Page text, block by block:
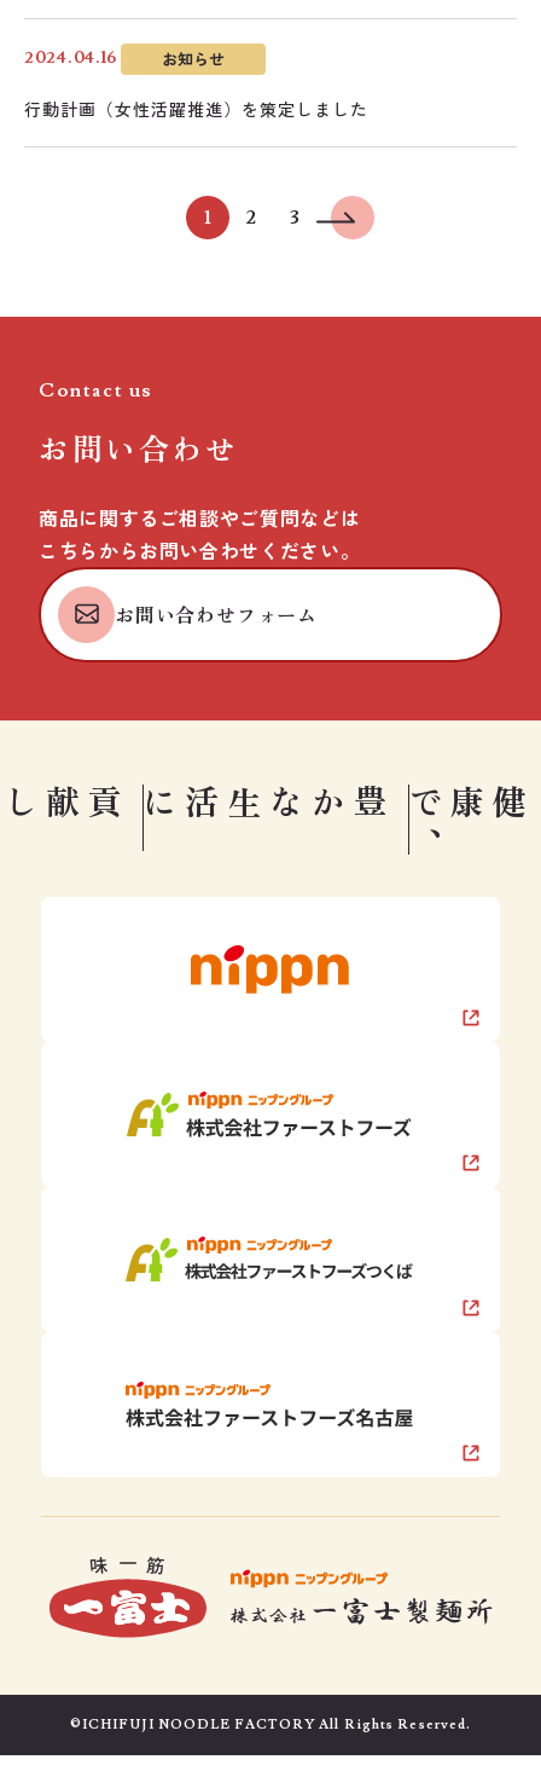
2024.04.16 お知らせ
行動計画（女性活躍推進）を策定しました
1 2 3
Contact us
お問い合わせ
商品に関するご相談やご質問などは
こちらからお問い合わせください。
お問い合わせフォーム
健康で
、
豊かな生活に
©ICHIFUJI NOODLE FACTORY All Rights Reserved.